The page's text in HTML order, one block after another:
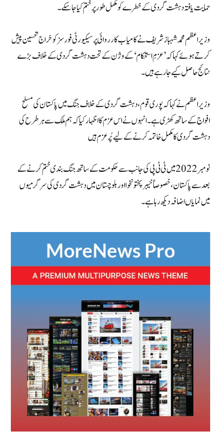
حمایت یافتہ دہشت گردی کے خطرے کو مکمل طور پر ختم کیا جا سکے۔
وزیراعظم محمد شہباز شریف نے کامیاب کارروائی پر سیکیورٹی فورسز کو خراج تحسین پیش
کرتے ہوئے کہا کہ ’عزمِ استحکام‘ کے وژن کے تحت دہشت گردی کے خلاف بڑے
نتائج حاصل کیے جا رہے ہیں۔
وزیراعظم نے کہا کہ پوری قوم، دہشت گردی کے خلاف جنگ میں پاکستان کی مسلح
افواج کے ساتھ کھڑی ہے۔انہوں نے اس عزم کا اظہار کیا کہ ہم ملک سے ہر طرح کی
دہشت گردی کا مکمل خاتمہ کرنے کے لیے پُرعزم ہیں
نومبر 2022 میں ٹی ٹی پی کی جانب سے حکومت کے ساتھ جنگ بندی ختم کرنے کے
بعد سے پاکستان، خصوصاً خیبر پختونخوا اور بلوچستان میں دہشت گردی کی سرگرمیوں
میں نمایاں اضافہ دیکھ رہا ہے۔